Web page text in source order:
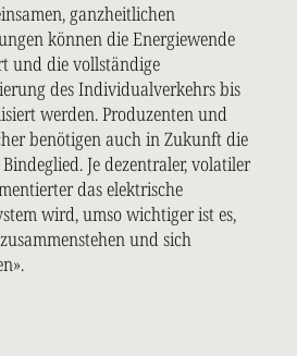
ganzheitlichen
können die Energiewende
und die vollständige
des Individualverkehrs bis
werden. Produzenten und
benötigen auch in Zukunft die
Je dezentraler, volatiler
das elektrische
wird, umso wichtiger ist es,
und sich